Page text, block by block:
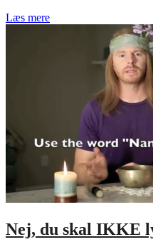
Læs mere
Nej, du skal IKKE